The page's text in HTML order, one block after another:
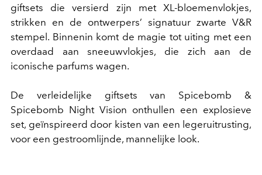
giftsets die versierd zijn met XL-bloemenvlokjes,
strikken en de ontwerpers’ signatuur zwarte V&R
stempel. Binnenin komt de magie tot uiting met een
overdaad aan sneeuwvlokjes, die zich aan de
iconische parfums wagen.
De verleidelijke giftsets van Spicebomb &
Spicebomb Night Vision onthullen een explosieve
set, geïnspireerd door kisten van een legeruitrusting,
voor een gestroomlijnde, mannelijke look.